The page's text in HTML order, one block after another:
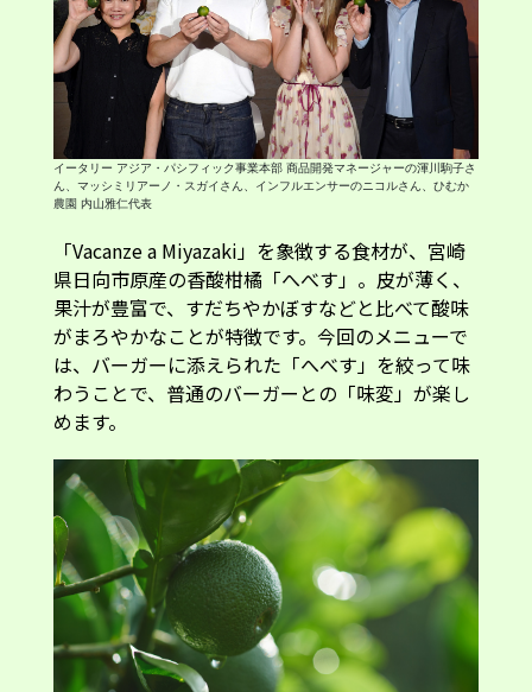
イータリー アジア・パシフィック事業本部 商品開発マネージャーの渾川駒子さ
ん、マッシミリアーノ・スガイさん、インフルエンサーのニコルさん、ひむか
農園 内山雅仁代表
「Vacanze a Miyazaki」を象徴する食材が、宮崎
県日向市原産の香酸柑橘「へべす」。皮が薄く、
果汁が豊富で、すだちやかぼすなどと比べて酸味
がまろやかなことが特徴です。今回のメニューで
は、バーガーに添えられた「へべす」を絞って味
わうことで、普通のバーガーとの「味変」が楽し
めます。